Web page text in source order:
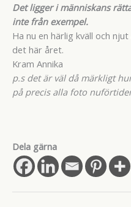
Det ligger i människans
inte från exempel.
Ha nu en härlig kväll och
det här året.
Kram Annika
p.s det är väl då märkligt
på precis alla foto
Dela gärna